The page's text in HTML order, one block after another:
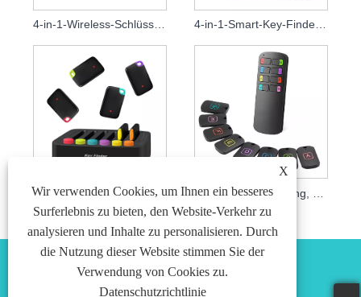
4-in-1-Wireless-Schlüsselanhänger-Ortungsschlüsselfinder
6-in-1-Anti-Verlust-Fernbedienungs-Funkschlüsselfinder
X
Wir verwenden Cookies, um Ihnen ein besseres
Surferlebnis zu bieten, den Website-Verkehr zu
analysieren und Inhalte zu personalisieren. Durch
die Nutzung dieser Website stimmen Sie der
Verwendung von Cookies zu.
Datenschutzrichtlinie